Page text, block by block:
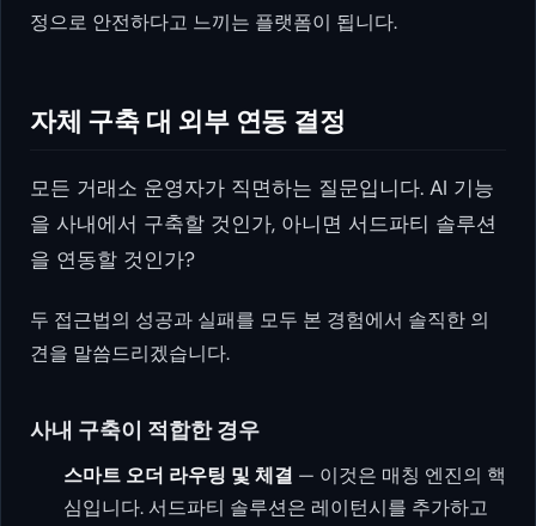
정으로 안전하다고 느끼는 플랫폼이 됩니다.
자체 구축 대 외부 연동 결정
모든 거래소 운영자가 직면하는 질문입니다. AI 기능
을 사내에서 구축할 것인가, 아니면 서드파티 솔루션
을 연동할 것인가?
두 접근법의 성공과 실패를 모두 본 경험에서 솔직한 의
견을 말씀드리겠습니다.
사내 구축이 적합한 경우
스마트 오더 라우팅 및 체결 — 이것은 매칭 엔진의 핵
심입니다. 서드파티 솔루션은 레이턴시를 추가하고